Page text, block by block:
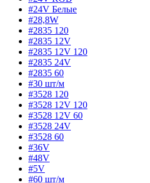
#24V Белые
#28,8W
#2835 120
#2835 12V
#2835 12V 120
#2835 24V
#2835 60
#30 шт/м
#3528 120
#3528 12V 120
#3528 12V 60
#3528 24V
#3528 60
#36V
#48V
#5V
#60 шт/м